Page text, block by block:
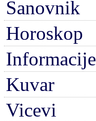
Sanovnik
Horoskop
Informacije
Kuvar
Vicevi